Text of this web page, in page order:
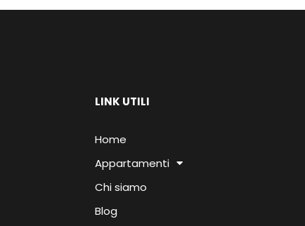
LINK UTILI
Home
Appartamenti
Chi siamo
Blog